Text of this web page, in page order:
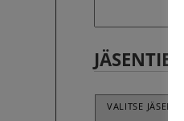
VALITSE